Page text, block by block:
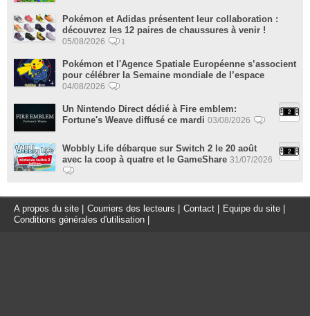
Pokémon et Adidas présentent leur collaboration :
découvrez les 12 paires de chaussures à venir !
05/08/2026 1
Pokémon et l'Agence Spatiale Européenne s’associent
pour célébrer la Semaine mondiale de l’espace
04/08/2026
Un Nintendo Direct dédié à Fire emblem:
Fortune's Weave diffusé ce mardi 03/08/2026
Wobbly Life débarque sur Switch 2 le 20 août
avec la coop à quatre et le GameShare 31/07/2026
A propos du site Courriers des lecteurs Contact Equipe du site
Conditions générales d'utilisation